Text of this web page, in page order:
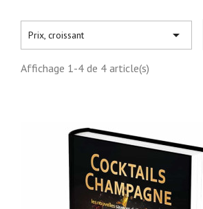
Prix, croissant 
Affichage 1-4 de 4 article(s)